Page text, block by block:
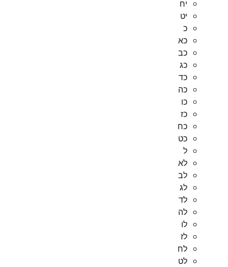
יח
יט
כ
כא
כב
כג
כד
כה
כו
כז
כח
כט
ל
לא
לב
לג
לד
לה
לו
לז
לח
לט